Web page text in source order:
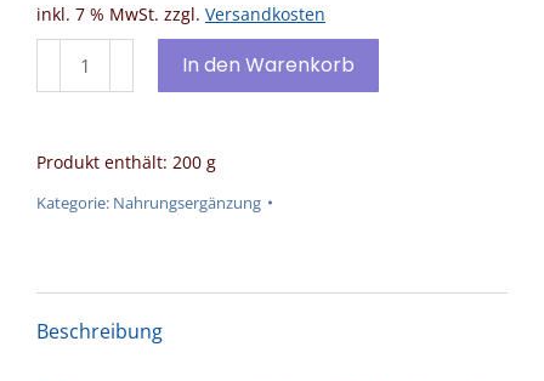
inkl. 7 % MwSt. zzgl. Versandkosten
Spirulina
Chlorella
DE-
In den Warenkorb
Produkt enthält: 200 g
Kategorie: Nahrungsergänzung
Beschreibung